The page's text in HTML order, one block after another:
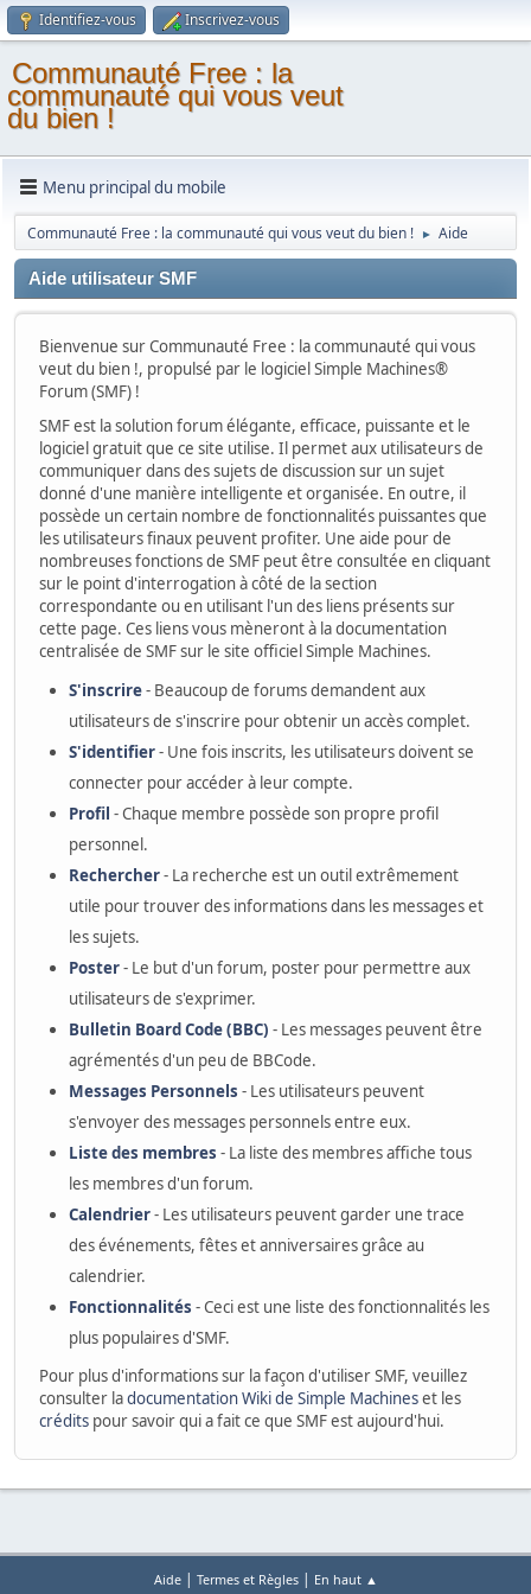
Identifiez-vous Inscrivez-vous
Communauté Free : la
communauté qui vous veut
du bien !
Menu principal du mobile
Communauté Free : la communauté qui vous veut du bien ! ► Aide
Aide utilisateur SMF
Bienvenue sur Communauté Free : la communauté qui vous
veut du bien !, propulsé par le logiciel Simple Machines®
Forum (SMF) !
SMF est la solution forum élégante, efficace, puissante et le
logiciel gratuit que ce site utilise. Il permet aux utilisateurs de
communiquer dans des sujets de discussion sur un sujet
donné d'une manière intelligente et organisée. En outre, il
possède un certain nombre de fonctionnalités puissantes que
les utilisateurs finaux peuvent profiter. Une aide pour de
nombreuses fonctions de SMF peut être consultée en cliquant
sur le point d'interrogation à côté de la section
correspondante ou en utilisant l'un des liens présents sur
cette page. Ces liens vous mèneront à la documentation
centralisée de SMF sur le site officiel Simple Machines.
S'inscrire- Beaucoup de forums demandent aux
utilisateurs de s'inscrire pour obtenir un accès complet.
S'identifier- Une fois inscrits, les utilisateurs doivent se
connecter pour accéder à leur compte.
Profil - Chaque membre possède son propre profil
personnel.
Rechercher- La recherche est un outil extrêmement
utile pour trouver des informations dans les messages et
les sujets.
Poster- Le but d'un forum, poster pour permettre aux
utilisateurs de s'exprimer.
Bulletin Board Code (BBC) - Les messages peuvent être
agrémentés d'un peu de BBCode.
Messages Personnels - Les utilisateurs peuvent
s'envoyer des messages personnels entre eux.
Liste des membres - La liste des membres affiche tous
les membres d'un forum.
Calendrier- Les utilisateurs peuvent garder une trace
des événements, fêtes et anniversaires grâce au
calendrier.
Fonctionnalités - Ceci est une liste des fonctionnalités les
plus populaires d'SMF.
Pour plus d'informations sur la façon d'utiliser SMF, veuillez
consulter ladocumentation Wiki de Simple Machineset les
crédits pour savoir qui a fait ce que SMF est aujourd'hui.
Aide| Termes et Règles| En haut ▲